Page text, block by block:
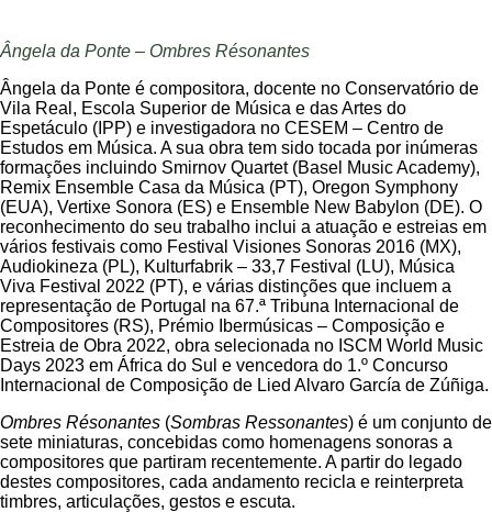
Ângela da Ponte – Ombres Résonantes
Ângela da Ponte é compositora, docente no Conservatório de
Vila Real, Escola Superior de Música e das Artes do
Espetáculo (IPP) e investigadora no CESEM – Centro de
Estudos em Música. A sua obra tem sido tocada por inúmeras
formações incluindo Smirnov Quartet (Basel Music Academy),
Remix Ensemble Casa da Música (PT), Oregon Symphony
(EUA), Vertixe Sonora (ES) e Ensemble New Babylon (DE). O
reconhecimento do seu trabalho inclui a atuação e estreias em
vários festivais como Festival Visiones Sonoras 2016 (MX),
Audiokineza (PL), Kulturfabrik – 33,7 Festival (LU), Música
Viva Festival 2022 (PT), e várias distinções que incluem a
representação de Portugal na 67.ª Tribuna Internacional de
Compositores (RS), Prémio Ibermúsicas – Composição e
Estreia de Obra 2022, obra selecionada no ISCM World Music
Days 2023 em África do Sul e vencedora do 1.º Concurso
Internacional de Composição de Lied Alvaro García de Zúñiga.
Ombres Résonantes (Sombras Ressonantes) é um conjunto de
sete miniaturas, concebidas como homenagens sonoras a
compositores que partiram recentemente. A partir do legado
destes compositores, cada andamento recicla e reinterpreta
timbres, articulações, gestos e escuta.